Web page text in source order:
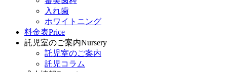
入れ歯
ホワイトニング
料金表Price
託児室のご案内Nursery
託児室のご案内
託児コラム